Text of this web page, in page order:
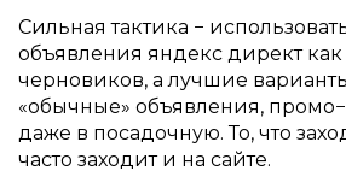
Сильная тактика −
объявления яндекс директ
черновиков, а лучшие
«обычные» объявления,
даже в посадочную. То, что
часто заходит и на сайте.